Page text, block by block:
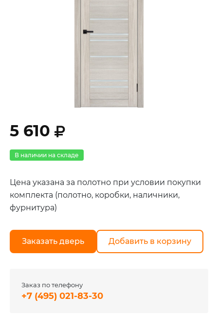
5 610
В наличии на складе
Цена указана за полотно при условии покупки
комплекта (полотно, коробки, наличники,
фурнитура)
Заказать дверь Добавить в корзину
Заказ по телефону
+7 (495) 021-83-30